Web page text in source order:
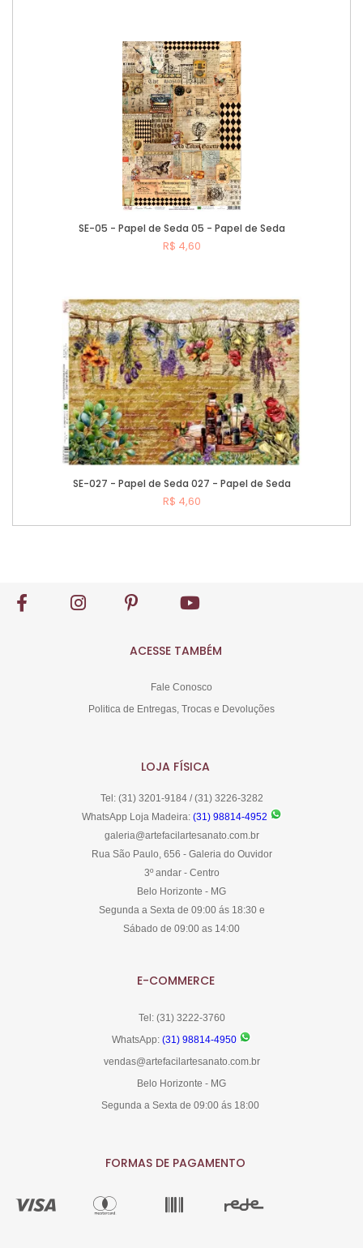
SE-05 - Papel de Seda 05 - Papel de Seda
R$ 4,60
SE-027 - Papel de Seda 027 - Papel de Seda
R$ 4,60
ACESSE TAMBÉM
Fale Conosco
Politica de Entregas, Trocas e Devoluções
LOJA FÍSICA
Tel: (31) 3201-9184 / (31) 3226-3282
WhatsApp Loja Madeira: (31) 98814-4952
galeria@artefacilartesanato.com.br
Rua São Paulo, 656 - Galeria do Ouvidor
3º andar - Centro
Belo Horizonte - MG
Segunda a Sexta de 09:00 ás 18:30 e
Sábado de 09:00 as 14:00
E-COMMERCE
Tel: (31) 3222-3760
WhatsApp: (31) 98814-4950
vendas@artefacilartesanato.com.br
Belo Horizonte - MG
Segunda a Sexta de 09:00 ás 18:00
FORMAS DE PAGAMENTO